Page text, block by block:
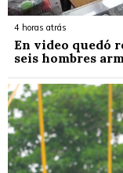
4 horas atrás
En video quedó
seis hombres